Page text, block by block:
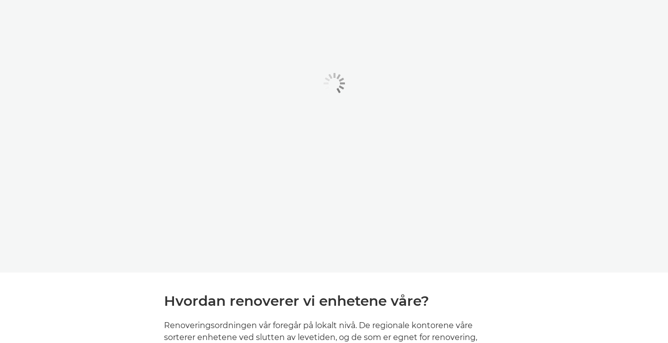
Hvordan renoverer vi enhetene våre?
Renoveringsordningen vår foregår på lokalt nivå. De regionale kontorene våre
sorterer enhetene ved slutten av levetiden, og de som er egnet for renovering,